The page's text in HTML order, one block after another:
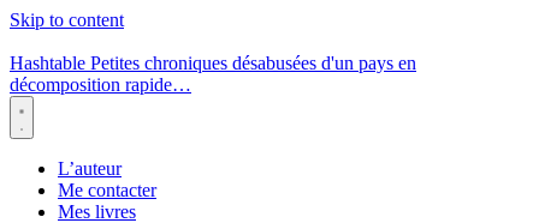
Skip to content
Hashtable Petites chroniques désabusées d'un pays en
décomposition rapide…
Menu
L’auteur
Me contacter
Mes livres